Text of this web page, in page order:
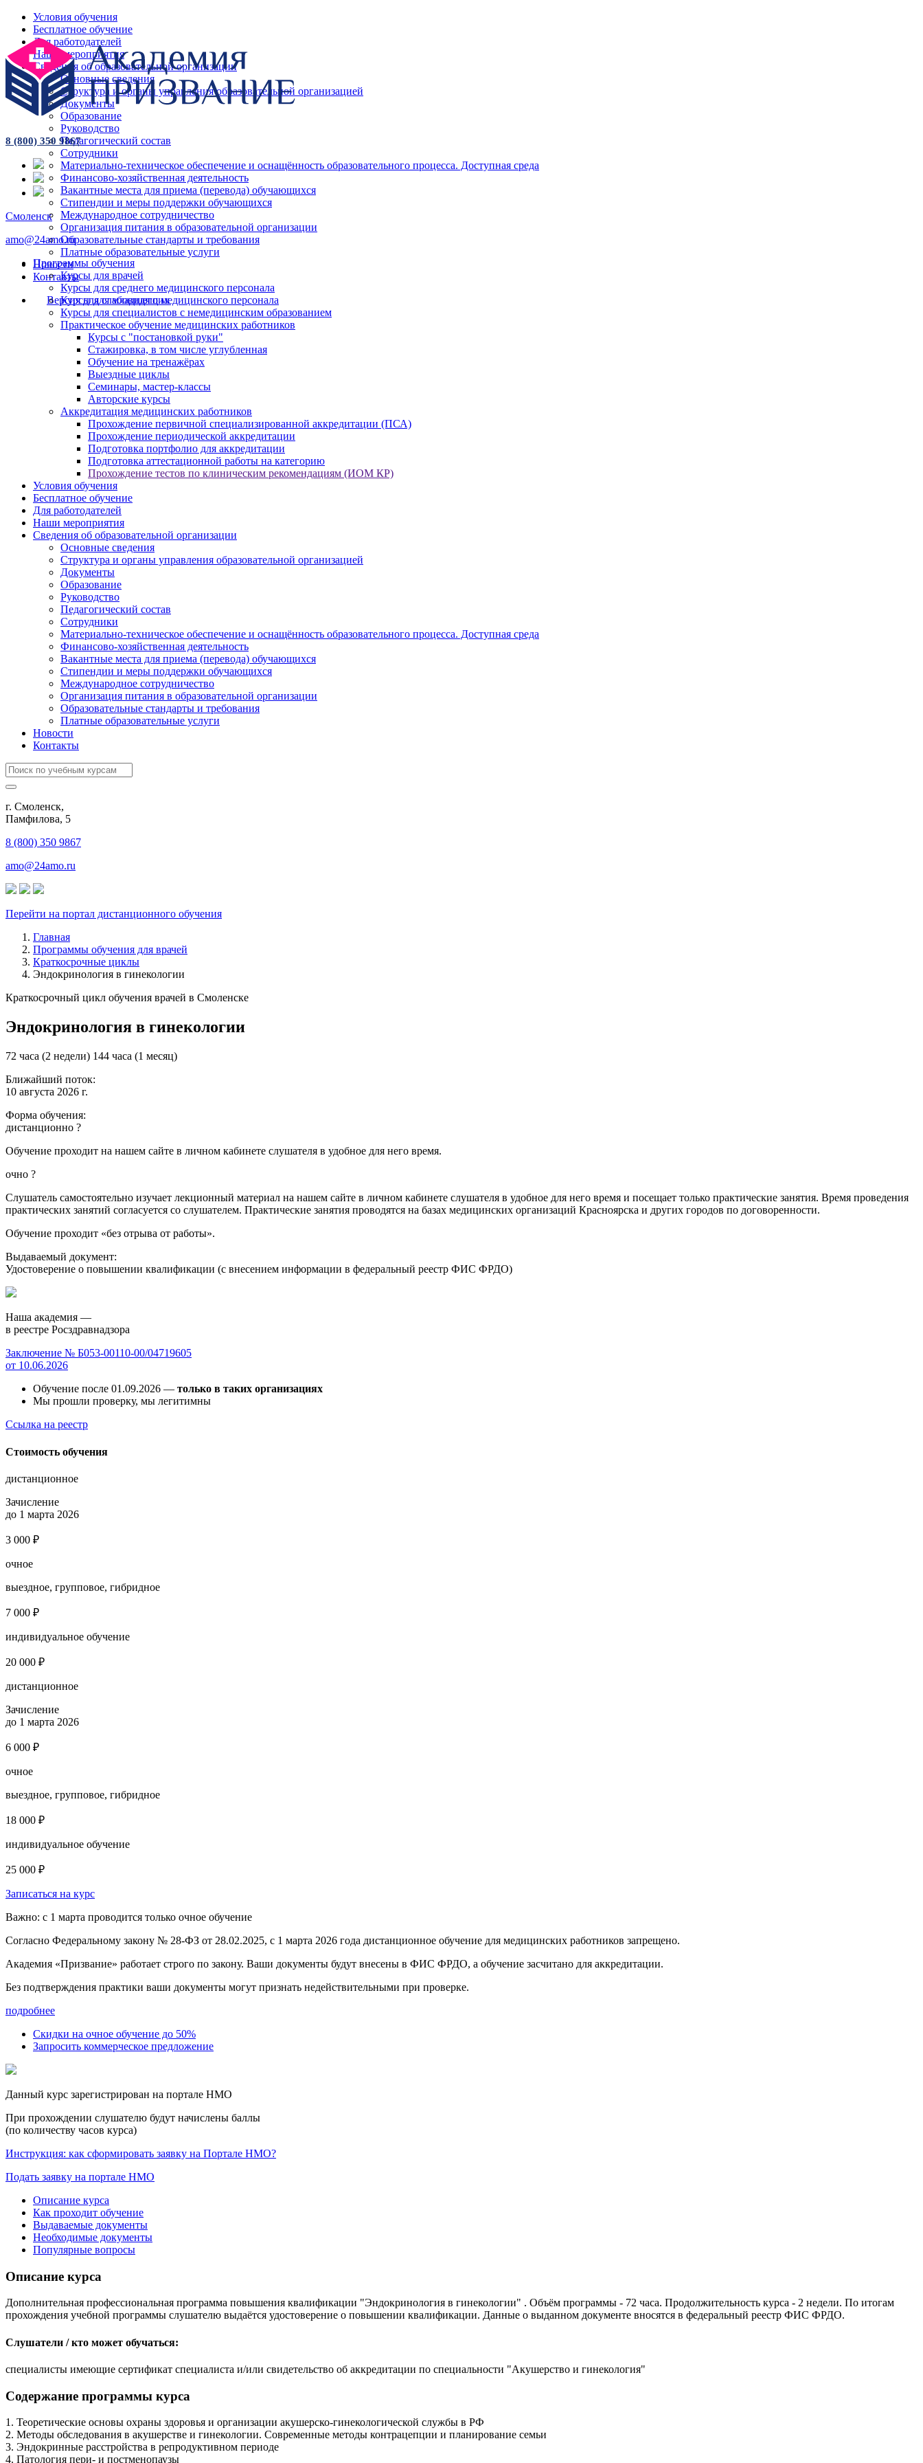
Условия обучения
Бесплатное обучение
Для работодателей
Наши мероприятия
Сведения об образовательной организации
Основные сведения
Структура и органы управления образовательной организацией
Документы
Образование
Руководство
Педагогический состав
Сотрудники
Материально-техническое обеспечение и оснащённость образовательного процесса. Доступная среда
Финансово-хозяйственная деятельность
Вакантные места для приема (перевода) обучающихся
Стипендии и меры поддержки обучающихся
Международное сотрудничество
Организация питания в образовательной организации
Образовательные стандарты и требования
Платные образовательные услуги
Новости
Контакты
Версия для слабовидящих
8 (800) 350 9867
Смоленск
amo@24amo.ru
Программы обучения
Курсы для врачей
Курсы для среднего медицинского персонала
Курсы для младшего медицинского персонала
Курсы для специалистов с немедицинским образованием
Практическое обучение медицинских работников
Курсы с "постановкой руки"
Стажировка, в том числе углубленная
Обучение на тренажёрах
Выездные циклы
Семинары, мастер-классы
Авторские курсы
Аккредитация медицинских работников
Прохождение первичной специализированной аккредитации (ПСА)
Прохождение периодической аккредитации
Подготовка портфолио для аккредитации
Подготовка аттестационной работы на категорию
Прохождение тестов по клиническим рекомендациям (ИОМ КР)
Условия обучения
Бесплатное обучение
Для работодателей
Наши мероприятия
Сведения об образовательной организации
Основные сведения
Структура и органы управления образовательной организацией
Документы
Образование
Руководство
Педагогический состав
Сотрудники
Материально-техническое обеспечение и оснащённость образовательного процесса. Доступная среда
Финансово-хозяйственная деятельность
Вакантные места для приема (перевода) обучающихся
Стипендии и меры поддержки обучающихся
Международное сотрудничество
Организация питания в образовательной организации
Образовательные стандарты и требования
Платные образовательные услуги
Новости
Контакты
г. Смоленск,
​Памфилова, 5
8 (800) 350 9867
amo@24amo.ru
Перейти на портал дистанционного обучения
Главная
Программы обучения для врачей
Краткосрочные циклы
Эндокринология в гинекологии
Краткосрочный цикл обучения врачей в Смоленске
Эндокринология в гинекологии
72 часа (2 недели) 144 часа (1 месяц)
Ближайший поток:
10 августа 2026 г.
Форма обучения:
дистанционно ?
Обучение проходит на нашем сайте в личном кабинете слушателя в удобное для него время.
очно ?
Слушатель самостоятельно изучает лекционный материал на нашем сайте в личном кабинете слушателя в удобное для него время и посещает только практические занятия. Время проведения
практических занятий согласуется со слушателем. Практические занятия проводятся на базах медицинских организаций Красноярска и других городов по договоренности.
Обучение проходит «без отрыва от работы».
Выдаваемый документ:
Удостоверение о повышении квалификации (с внесением информации в федеральный реестр ФИС ФРДО)
Наша академия —
в реестре Росздравнадзора
Заключение № Б053-00110-00/04719605
от 10.06.2026
Обучение после 01.09.2026 — только в таких организациях
Мы прошли проверку, мы легитимны
Ссылка на реестр
Стоимость обучения
дистанционное
Зачисление
до 1 марта 2026
3 000 ₽
очное
выездное, групповое, гибридное
7 000 ₽
индивидуальное обучение
20 000 ₽
дистанционное
Зачисление
до 1 марта 2026
6 000 ₽
очное
выездное, групповое, гибридное
18 000 ₽
индивидуальное обучение
25 000 ₽
Записаться на курс
Важно: с 1 марта проводится только очное обучение
Согласно Федеральному закону № 28-ФЗ от 28.02.2025, с 1 марта 2026 года дистанционное обучение для медицинских работников запрещено.
Академия «Призвание» работает строго по закону. Ваши документы будут внесены в ФИС ФРДО, а обучение засчитано для аккредитации.
Без подтверждения практики ваши документы могут признать недействительными при проверке.
подробнее
Скидки на очное обучение до 50%
Запросить коммерческое предложение
Данный курс зарегистрирован на портале НМО
При прохождении слушателю будут начислены баллы
(по количеству часов курса)
Инструкция: как сформировать заявку на Портале НМО?
Подать заявку на портале НМО
Описание курса
Как проходит обучение
Выдаваемые документы
Необходимые документы
Популярные вопросы
Описание курса
Дополнительная профессиональная программа повышения квалификации "Эндокринология в гинекологии" . Объём программы - 72 часа. Продолжительность курса - 2 недели. По итогам
прохождения учебной программы слушателю выдаётся удостоверение о повышении квалификации. Данные о выданном документе вносятся в федеральный реестр ФИС ФРДО.
Слушатели / кто может обучаться:
специалисты имеющие сертификат специалиста и/или свидетельство об аккредитации по специальности "Акушерство и гинекология"
Содержание программы курса
1. Теоретические основы охраны здоровья и организации акушерско-гинекологической службы в РФ
2. Методы обследования в акушерстве и гинекологии. Современные методы контрацепции и планирование семьи
3. Эндокринные расстройства в репродуктивном периоде
4. Патология пери- и постменопаузы